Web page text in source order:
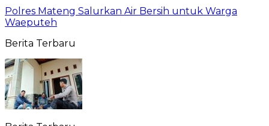
Polres Mateng Salurkan Air Bersih untuk Warga
Waeputeh
Berita Terbaru